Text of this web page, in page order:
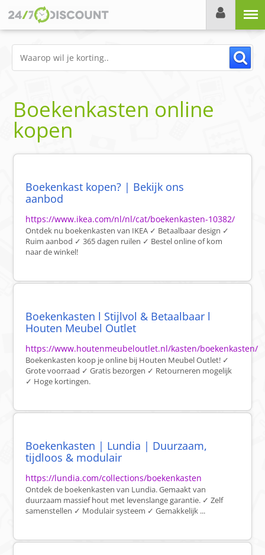
Boekenkasten online
kopen
Boekenkast kopen? | Bekijk ons
aanbod
https://www.ikea.com/nl/nl/cat/boekenkasten-10382/
Ontdek nu boekenkasten van IKEA ✓ Betaalbaar design ✓
Ruim aanbod ✓ 365 dagen ruilen ✓ Bestel online of kom
naar de winkel!
Boekenkasten l Stijlvol & Betaalbaar l
Houten Meubel Outlet
https://www.houtenmeubeloutlet.nl/kasten/boekenkasten/
Boekenkasten koop je online bij Houten Meubel Outlet! ✓
Grote voorraad ✓ Gratis bezorgen ✓ Retourneren mogelijk
✓ Hoge kortingen.
Boekenkasten | Lundia | Duurzaam,
tijdloos & modulair
https://lundia.com/collections/boekenkasten
Ontdek de boekenkasten van Lundia. Gemaakt van
duurzaam massief hout met levenslange garantie. ✓ Zelf
samenstellen ✓ Modulair systeem ✓ Gemakkelijk ...